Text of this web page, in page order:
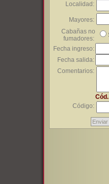
Localidad:
Mayores:
Cabañas no
fumadores:
Fecha ingreso:
Fecha salida:
Comentarios:
Código: